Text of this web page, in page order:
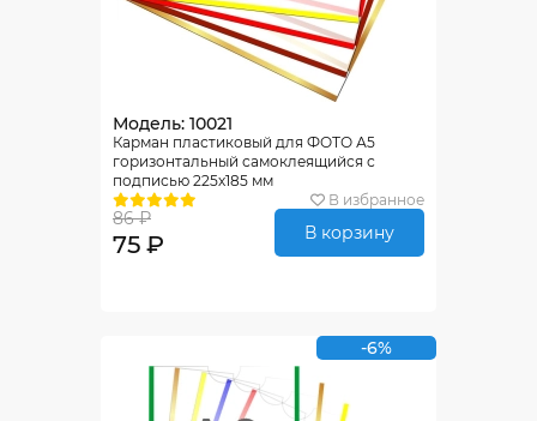
Модель: 10021
Карман пластиковый для ФОТО А5
горизонтальный самоклеящийся с
подписью 225х185 мм
В избранное
86 ₽
75 ₽ В корзину
-6%